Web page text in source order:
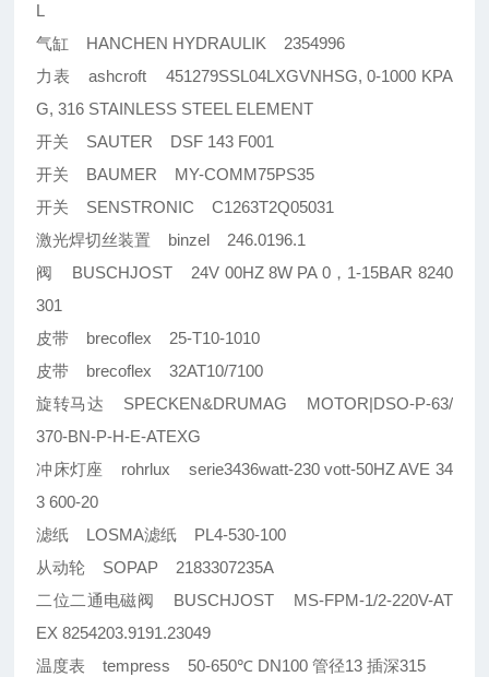
L
气缸 HANCHEN HYDRAULIK 2354996
力表 ashcroft 451279SSL04LXGVNHSG, 0-1000 KPA
G, 316 STAINLESS STEEL ELEMENT
开关 SAUTER DSF 143 F001
开关 BAUMER MY-COMM75PS35
开关 SENSTRONIC C1263T2Q05031
激光焊切丝装置 binzel 246.0196.1
阀 BUSCHJOST 24V 00HZ 8W PA 0，1-15BAR 8240
301
皮带 brecoflex 25-T10-1010
皮带 brecoflex 32AT10/7100
旋转马达 SPECKEN&DRUMAG MOTOR|DSO-P-63/
370-BN-P-H-E-ATEXG
冲床灯座 rohrlux serie3436watt-230 vott-50HZ AVE 34
3 600-20
滤纸 LOSMA滤纸 PL4-530-100
从动轮 SOPAP 2183307235A
二位二通电磁阀 BUSCHJOST MS-FPM-1/2-220V-AT
EX 8254203.9191.23049
温度表 tempress 50-650℃ DN100 管径13 插深315